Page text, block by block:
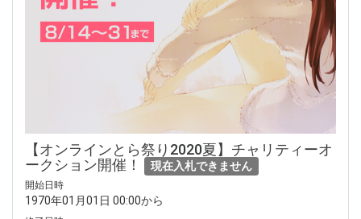
【オンラインとら祭り2020夏】チャリティーオ
ークション開催！
現在入札できません
開始日時
1970年01月01日 00:00から